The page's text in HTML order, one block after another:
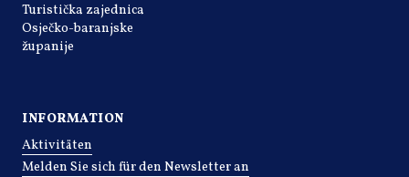
Turistička zajednica
Osječko-baranjske
županije
INFORMATION
Aktivitäten
Melden Sie sich für den Newsletter an